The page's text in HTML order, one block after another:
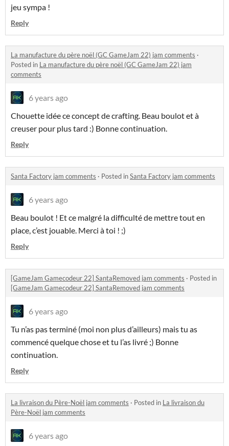
jeu sympa !
Reply
La manufacture du père noël (GC GameJam 22) jam comments ·
Posted in La manufacture du père noël (GC GameJam 22) jam
comments
6 years ago
Chouette idée ce concept de crafting. Beau boulot et à
creuser pour plus tard :) Bonne continuation.
Reply
Santa Factory jam comments · Posted inSanta Factory jam comments
6 years ago
Beau boulot ! Et ce malgré la difficulté de mettre tout en
place, c’est jouable. Merci à toi ! ;)
Reply
[GameJam Gamecodeur 22] SantaRemoved jam comments · Posted in
[GameJam Gamecodeur 22] SantaRemoved jam comments
6 years ago
Tu n’as pas terminé (moi non plus d’ailleurs) mais tu as
commencé quelque chose et tu l’as livré ;) Bonne
continuation.
Reply
La livraison du Père-Noël jam comments · Posted in La livraison du
Père-Noël jam comments
6 years ago